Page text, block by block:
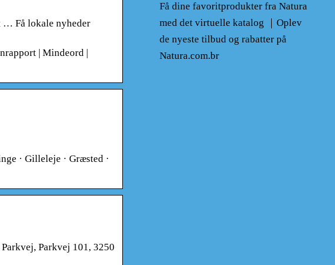
Få lokale nyheder
| Mindeord |
· Gilleleje · Græsted ·
Parkvej 101, 3250
Få dine favoritprodukter fra Natura
med det virtuelle katalog ｜Oplev
de nyeste tilbud og rabatter på
Natura.com.br